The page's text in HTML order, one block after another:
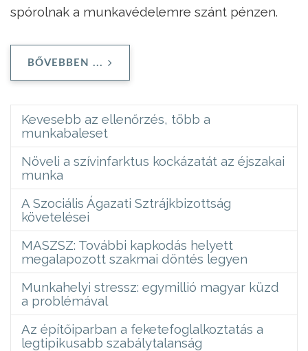
spórolnak a munkavédelemre szánt pénzen.
BŐVEBBEN ...
Kevesebb az ellenőrzés, több a
munkabaleset
Növeli a szívinfarktus kockázatát az éjszakai
munka
A Szociális Ágazati Sztrájkbizottság
követelései
MASZSZ: További kapkodás helyett
megalapozott szakmai döntés legyen
Munkahelyi stressz: egymillió magyar küzd
a problémával
Az építőiparban a feketefoglalkoztatás a
legtipikusabb szabálytalanság